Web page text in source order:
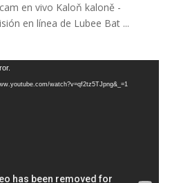
en vivo Kaloň kaloně -
en línea de Lubee Bat ...
watch?v=qf2tz5TJpng&_=1